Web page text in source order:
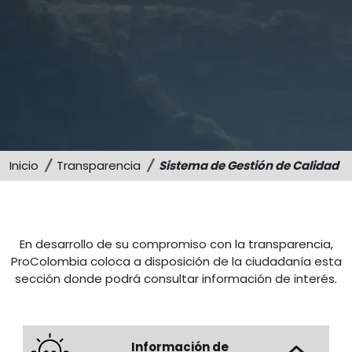
Inicio Transparencia Sistema de Gestión de Calidad
En desarrollo de su compromiso con la transparencia,
ProColombia coloca a disposición de la ciudadanía esta
sección donde podrá consultar información de interés.
Información de